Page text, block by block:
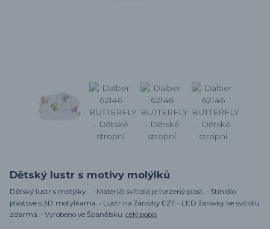
Dětský lustr s motivy molýlků
Dětský lustr s motýlky. - Materiál svítidla je tvrzený plast. - Stínidlo
plastové s 3D motýlkama. - Lustr na žárovky E27. - LED žárovky ke svítidlu
zdarma. - Vyrobeno ve Španělsku. celý popis